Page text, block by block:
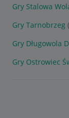
Gry Stalowa
Gry Tarnobrzeg
Gry Długowola
Gry Ostrowiec